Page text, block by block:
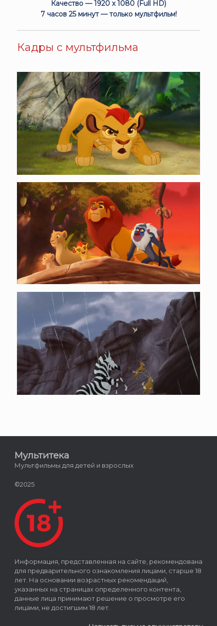
Качество — 1920 x 1080 (Full HD)
7 часов 25 минут — только мультфильм!
Кадры с мультфильма
Мультитека
Мультфильмы для детей и взрослых
©2025
Информация, представленная на сайте, рекомендована
для предварительного ознакомления лицами, старше 18
лет. На основании возрастных рекомендаций,
указанных на страницах определенного контента,
данные лица принимают решение о просмотре его
лицами, не достигшим 18 лет.